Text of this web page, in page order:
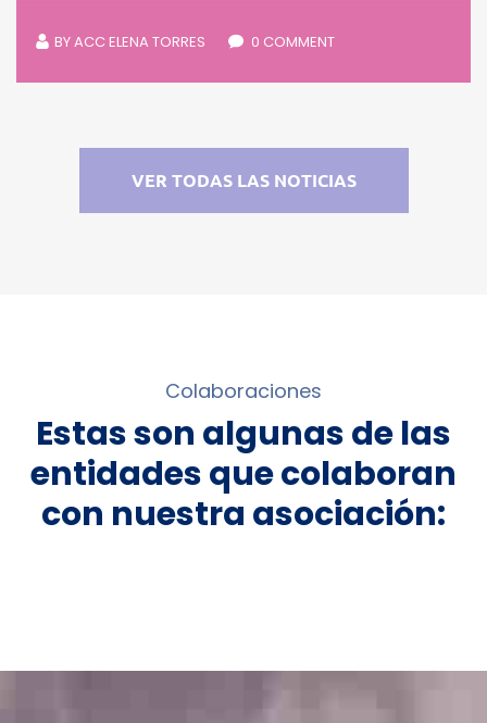
BYACC ELENA TORRES 0 COMMENT
VER TODAS LAS NOTICIAS
Colaboraciones
Estas son algunas de las
entidades que colaboran
con nuestra asociación: